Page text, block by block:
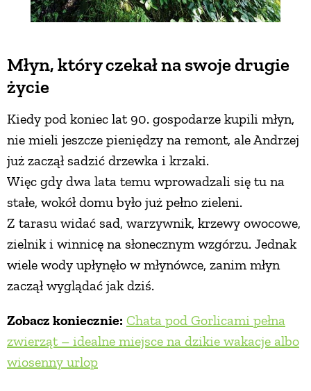
Młyn, który czekał na swoje drugie
życie
Kiedy pod koniec lat 90. gospodarze kupili młyn,
nie mieli jeszcze pieniędzy na remont, ale Andrzej
już zaczął sadzić drzewka i krzaki.
Więc gdy dwa lata temu wprowadzali się tu na
stałe, wokół domu było już pełno zieleni.
Z tarasu widać sad, warzywnik, krzewy owocowe,
zielnik i winnicę na słonecznym wzgórzu. Jednak
wiele wody upłynęło w młynówce, zanim młyn
zaczął wyglądać jak dziś.
Zobacz koniecznie: Chata pod Gorlicami pełna
zwierząt – idealne miejsce na dzikie wakacje albo
wiosenny urlop